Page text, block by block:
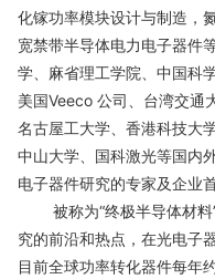
化镓功率模块设计与制造，
宽禁带半导体电力电子器件
学、麻省理工学院、中国科
美国Veeco 公司、台湾交通
名古屋工大学、香港科技大
中山大学、国科激光等国内
电子器件研究的专家及企业
被称为“终极半导体材料”
究的前沿和热点，在光电子
目前全球功率转化器件每年